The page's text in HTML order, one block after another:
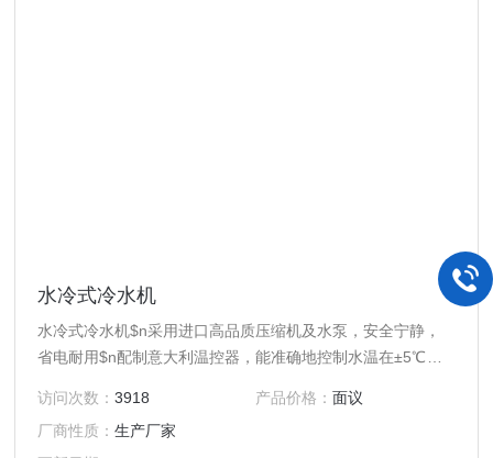
水冷式冷水机
水冷式冷水机$n采用进口高品质压缩机及水泵，安全宁静，
省电耐用$n配制意大利温控器，能准确地控制水温在±5℃至
访问次数：3918 产品价格： 面议
厂商性质：生产厂家